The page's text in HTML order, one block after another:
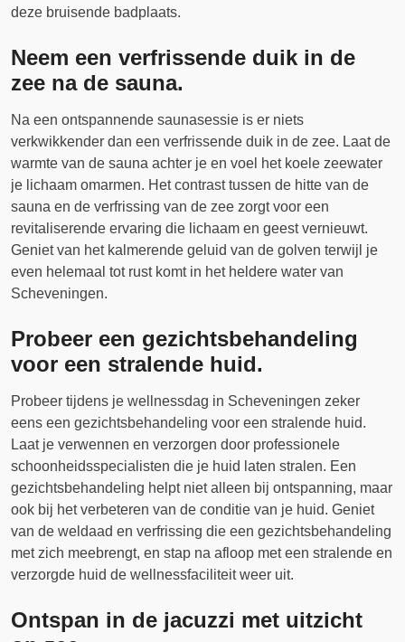
deze bruisende badplaats.
Neem een verfrissende duik in de
zee na de sauna.
Na een ontspannende saunasessie is er niets
verkwikkender dan een verfrissende duik in de zee. Laat de
warmte van de sauna achter je en voel het koele zeewater
je lichaam omarmen. Het contrast tussen de hitte van de
sauna en de verfrissing van de zee zorgt voor een
revitaliserende ervaring die lichaam en geest vernieuwt.
Geniet van het kalmerende geluid van de golven terwijl je
even helemaal tot rust komt in het heldere water van
Scheveningen.
Probeer een gezichtsbehandeling
voor een stralende huid.
Probeer tijdens je wellnessdag in Scheveningen zeker
eens een gezichtsbehandeling voor een stralende huid.
Laat je verwennen en verzorgen door professionele
schoonheidsspecialisten die je huid laten stralen. Een
gezichtsbehandeling helpt niet alleen bij ontspanning, maar
ook bij het verbeteren van de conditie van je huid. Geniet
van de weldaad en verfrissing die een gezichtsbehandeling
met zich meebrengt, en stap na afloop met een stralende en
verzorgde huid de wellnessfaciliteit weer uit.
Ontspan in de jacuzzi met uitzicht